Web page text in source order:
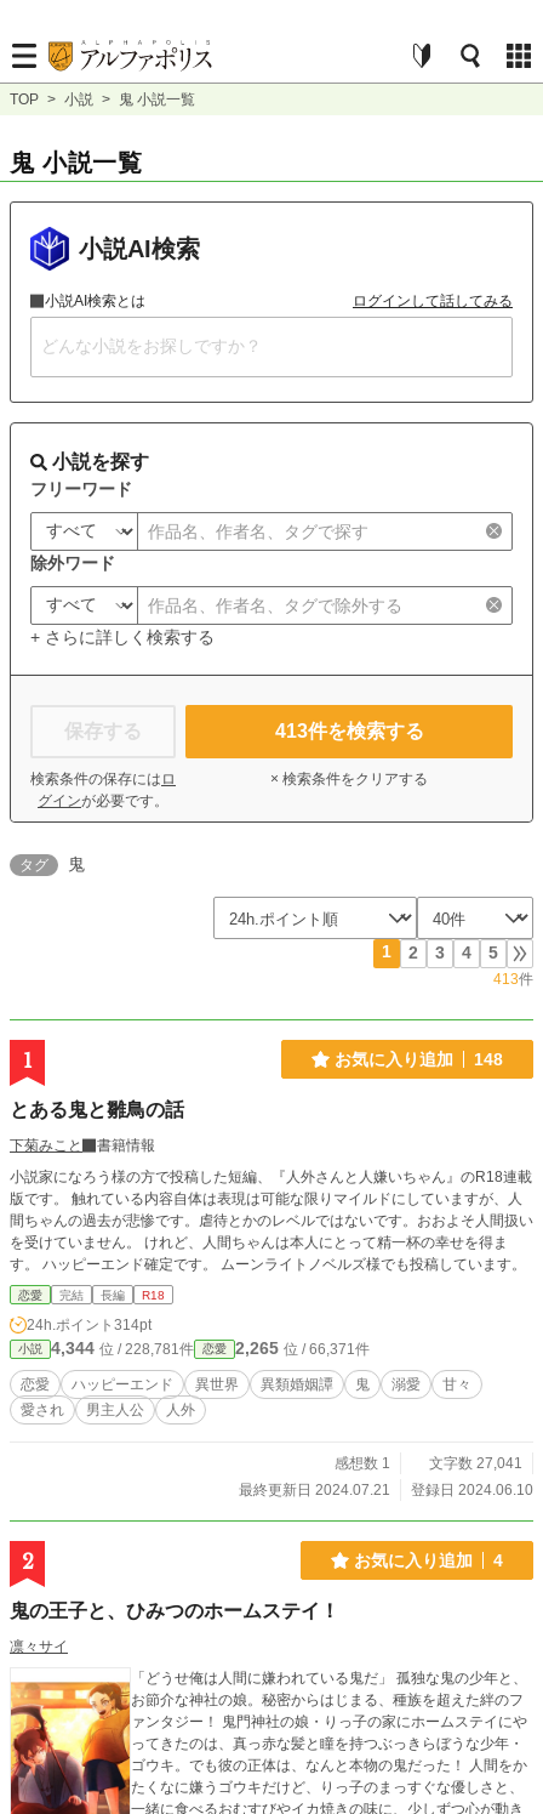
TOP > 小説 > 鬼 小説一覧
鬼 小説一覧
小説AI検索
小説AI検索とは ログインして話してみる
小説を探す
フリーワード
除外ワード
+ さらに詳しく検索する
保存する
検索条件の保存には ロ
グインが必要です。
413件を検索する
× 検索条件をクリアする
タグ 鬼
1 2 3 4 5
413件
1 お気に入り追加 148
とある鬼と雛鳥の話
下菊みこと
書籍情報
小説家になろう様の方で投稿した短編、『人外さんと人嫌いちゃん』のR18連載
版です。 触れている内容自体は表現は可能な限りマイルドにしていますが、人
間ちゃんの過去が悲惨です。虐待とかのレベルではないです。おおよそ人間扱い
を受けていません。 けれど、人間ちゃんは本人にとって精一杯の幸せを得ま
す。 ハッピーエンド確定です。 ムーンライトノベルズ様でも投稿しています。
恋愛 完結 長編 R18
24h.ポイント 314pt
小説 4,344 位 / 228,781件 恋愛 2,265 位 / 66,371件
恋愛 ハッピーエンド 異世界 異類婚姻譚 鬼 溺愛
甘々
愛され
男主人公 人外
感想数 1
文字数 27,041
最終更新日 2024.07.21
登録日 2024.06.10
2 お気に入り追加 4
鬼の王子と、ひみつのホームステイ！
凛々サイ
「どうせ俺は人間に嫌われている鬼だ」 孤独な鬼の少年と、
お節介な神社の娘。秘密からはじまる、種族を超えた絆のフ
ァンタジー！ ​鬼門神社の娘・りっ子の家にホームステイにや
ってきたのは、真っ赤な髪と瞳を持つぶっきらぼうな少年・
ゴウキ。でも彼の正体は、なんと本物の鬼だった！ 人間をか
たくなに嫌うゴウキだけど、りっ子のまっすぐな優しさと、
一緒に食べるおむすびやイカ焼きの味に、少しずつ心が動き